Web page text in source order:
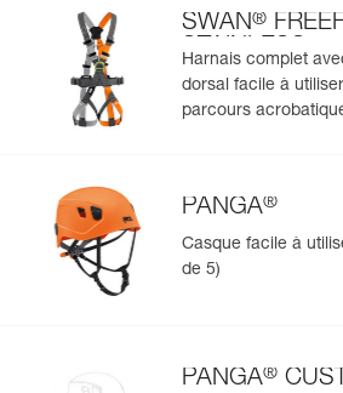
En savoir plus SWAN®
STAINLESS
Harnais complet
dorsal facile à
parcours
PANGA®
Casque facile à
de 5)
PANGA®